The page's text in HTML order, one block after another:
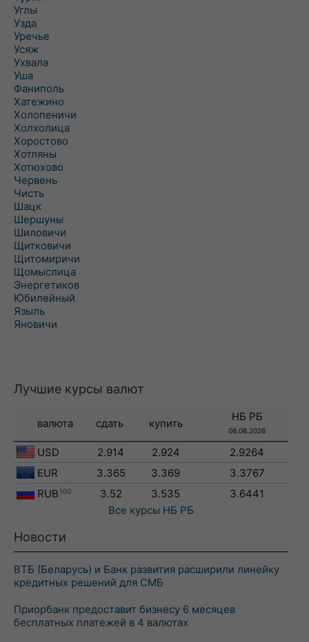
Углы
Узда
Уречье
Усяж
Ухвала
Уша
Фаниполь
Хатежино
Холопеничи
Холхолица
Хоростово
Хотляны
Хотюхово
Червень
Чисть
Шацк
Шершуны
Шиловичи
Щитковичи
Щитомиричи
Щомыслица
Энергетиков
Юбилейный
Языль
Яновичи
Лучшие курсы валют
валюта сдать купить
НБ РБ
06.08.2026
USD 2.914 2.924
2.9264
EUR
3.365 3.369
3.3767
RUB 100 3.52 3.535
3.6441
Все курсы НБ РБ
Новости
ВТБ (Беларусь) и Банк развития расширили линейку
кредитных решений для СМБ
Приорбанк предоставит бизнесу 6 месяцев
бесплатных платежей в 4 валютах